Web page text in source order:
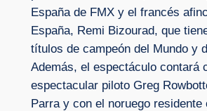
España de FMX y el francés
España, Remi Bizourad, que
títulos de campeón del Mundo y
Además, el espectáculo contará
espectacular piloto Greg
Parra y con el noruego residente